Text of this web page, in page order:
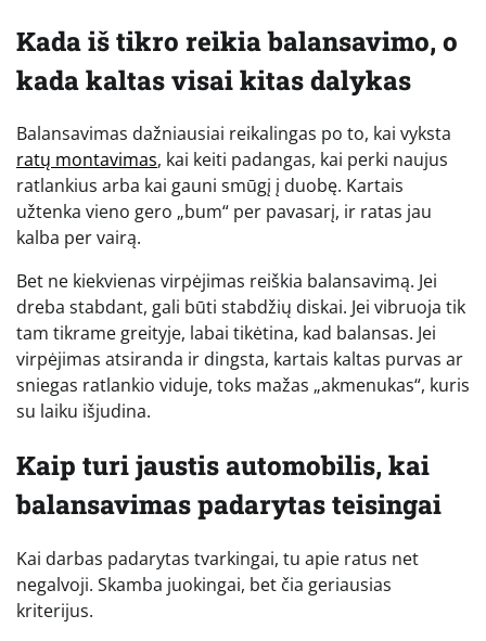
Kada iš tikro reikia balansavimo, o
kada kaltas visai kitas dalykas
Balansavimas dažniausiai reikalingas po to, kai vyksta
ratų montavimas, kai keiti padangas, kai perki naujus
ratlankius arba kai gauni smūgį į duobę. Kartais
užtenka vieno gero „bum“ per pavasarį, ir ratas jau
kalba per vairą.
Bet ne kiekvienas virpėjimas reiškia balansavimą. Jei
dreba stabdant, gali būti stabdžių diskai. Jei vibruoja tik
tam tikrame greityje, labai tikėtina, kad balansas. Jei
virpėjimas atsiranda ir dingsta, kartais kaltas purvas ar
sniegas ratlankio viduje, toks mažas „akmenukas“, kuris
su laiku išjudina.
Kaip turi jaustis automobilis, kai
balansavimas padarytas teisingai
Kai darbas padarytas tvarkingai, tu apie ratus net
negalvoji. Skamba juokingai, bet čia geriausias
kriterijus.